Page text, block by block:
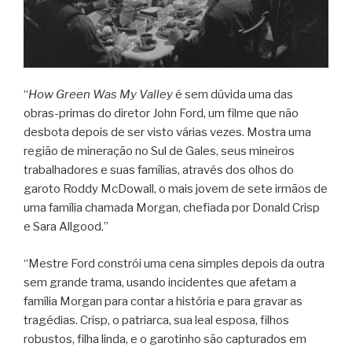
“How Green Was My Valleyé sem dúvida uma das
obras-primas do diretor John Ford, um filme que não
desbota depois de ser visto várias vezes. Mostra uma
região de mineração no Sul de Gales, seus mineiros
trabalhadores e suas famílias, através dos olhos do
garoto Roddy McDowall, o mais jovem de sete irmãos de
uma família chamada Morgan, chefiada por Donald Crisp
e Sara Allgood.”
“Mestre Ford constrói uma cena simples depois da outra
sem grande trama, usando incidentes que afetam a
família Morgan para contar a história e para gravar as
tragédias. Crisp, o patriarca, sua leal esposa, filhos
robustos, filha linda, e o garotinho são capturados em